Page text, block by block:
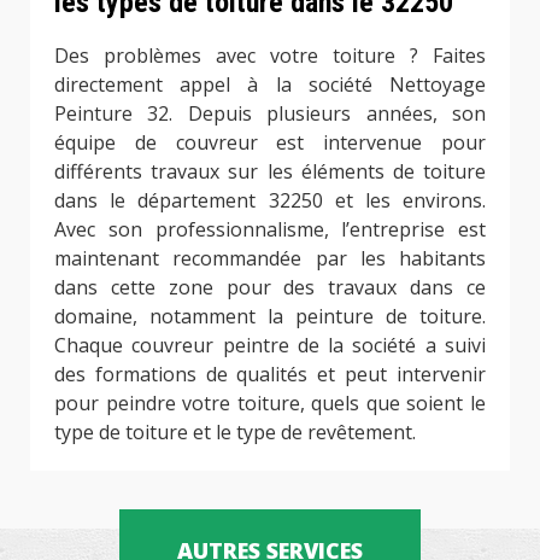
Des problèmes avec votre toiture ? Faites
directement appel à la société Nettoyage
Peinture 32. Depuis plusieurs années, son
équipe de couvreur est intervenue pour
différents travaux sur les éléments de toiture
dans le département 32250 et les environs.
Avec son professionnalisme, l’entreprise est
maintenant recommandée par les habitants
dans cette zone pour des travaux dans ce
domaine, notamment la peinture de toiture.
Chaque couvreur peintre de la société a suivi
des formations de qualités et peut intervenir
pour peindre votre toiture, quels que soient le
type de toiture et le type de revêtement.
AUTRES SERVICES